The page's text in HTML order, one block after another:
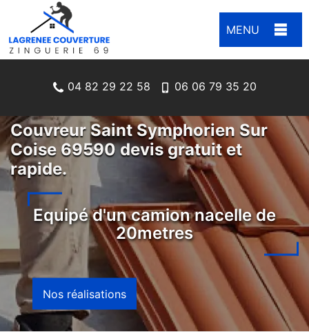
MENU
04 82 29 22 58 06 06 79 35 20
Couvreur Saint Symphorien Sur
Coise 69590 devis gratuit et
rapide.
Equipé d'un camion nacelle de
20metres
Nos réalisations